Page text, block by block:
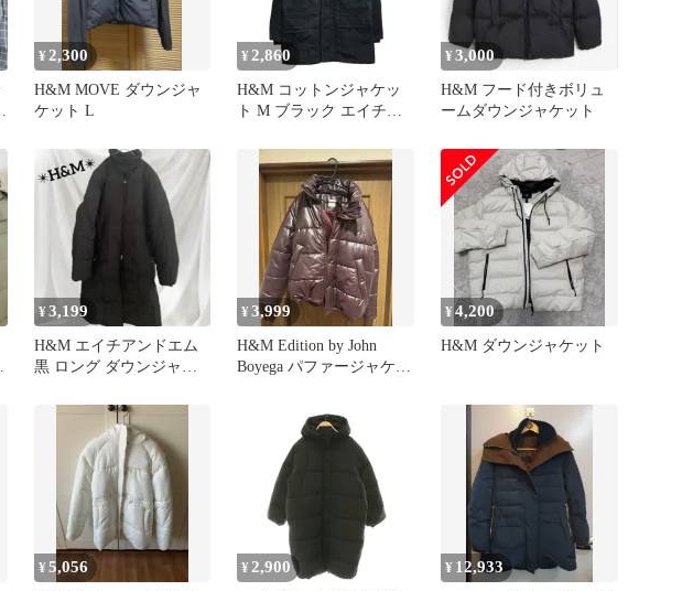
¥ 2,300
H&M MOVE ダウンジャ
ケット L
¥ 2,860
H&M コットンジャケッ
ト M ブラック エイチア
フルジップ 古着卸 アメ
リカ仕入 a611-5398
¥3,000
H&M フード付きボリュ
ームダウンジャケット
¥3,199
H&M エイチアンドエム
黒 ロング ダウンジャケ
¥3,999
H&M Edition by John
Boyega パファージャケッ
¥4,200
H&M ダウンジャケット
¥5,056 ¥ 2,900 ¥ 12,933